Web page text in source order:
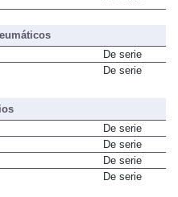
De serie
De serie
De serie
De serie
De serie